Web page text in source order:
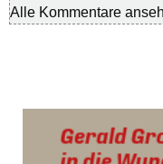
Alle Kommentare